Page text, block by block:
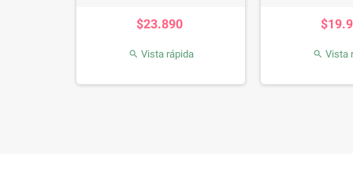
$23.890
 Vista rápida  Vista